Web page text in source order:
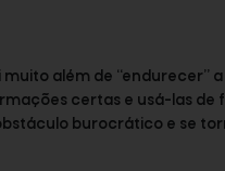
além de “endurecer” a
certas e usá-las de
burocrático e se